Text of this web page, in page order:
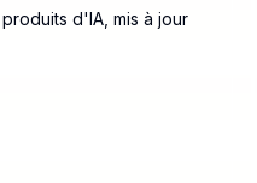
d'IA, mis à jour